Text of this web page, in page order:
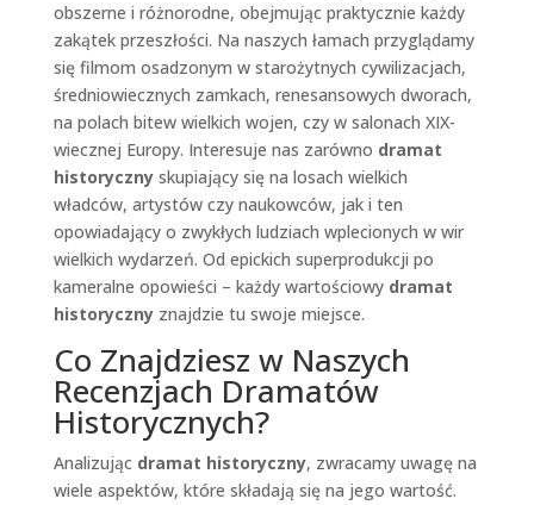
obszerne i różnorodne, obejmując praktycznie każdy
zakątek przeszłości. Na naszych łamach przyglądamy
się filmom osadzonym w starożytnych cywilizacjach,
średniowiecznych zamkach, renesansowych dworach,
na polach bitew wielkich wojen, czy w salonach XIX-
wiecznej Europy. Interesuje nas zarówno dramat
historyczny skupiający się na losach wielkich
władców, artystów czy naukowców, jak i ten
opowiadający o zwykłych ludziach wplecionych w wir
wielkich wydarzeń. Od epickich superprodukcji po
kameralne opowieści – każdy wartościowy dramat
historyczny znajdzie tu swoje miejsce.
Co Znajdziesz w Naszych
Recenzjach Dramatów
Historycznych?
Analizując dramat historyczny, zwracamy uwagę na
wiele aspektów, które składają się na jego wartość.